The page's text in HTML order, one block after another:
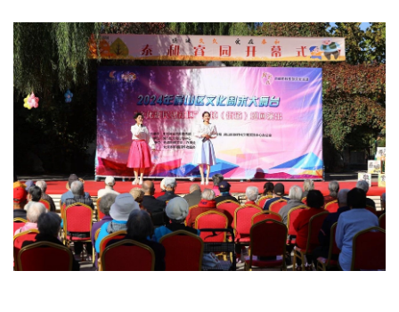
专题
资料库
+